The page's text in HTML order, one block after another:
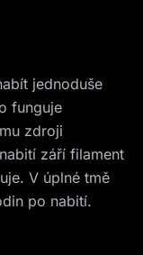
jednoduše
funguje
zdroji
září filament
V úplné tmě
po nabití.